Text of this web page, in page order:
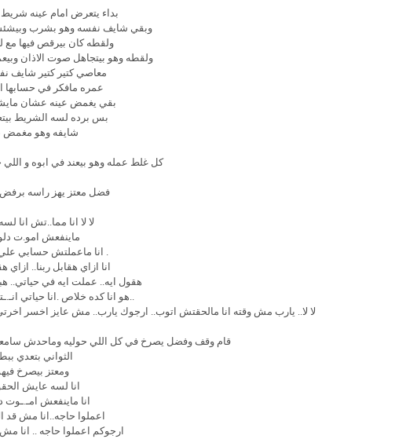
بداء يتعرض امام عينه شريط
وبقي شايف نفسه وهو بشرب
ولقطه كان بيرقص فيها مع
ولقطه وهو بيتجاهل صوت الاذان
معاصي كتير كتير شايف
عمره مافكر في حسابها
بقي يغمض عينه عشان
بس برده لسه الشريط
شايفه وهو مغمض
كل غلط عمله وهو بيعند في ابوه و
فضل معتز يهز راسه
لا لا انا مما..تش انا
ماينفعش امو.ت
. انا ماعملتش حسابي
انا ازاي هقابل ربنا.. ازاي
هقول ايه.. عملت ايه في حياتي..
..هو انا كده خلاص .انا حياتي
لا لا.. يارب مش وقته انا مالحقتش اتوب.. ارجوك يارب.. مش عايز اخسر
قام وقف وفضل يصرخ في كل اللي حوليه وماحدش
الثواني بتعدي
ومعتز بيصرخ
انا لسه عايش
انا ماينفعش امـ.ـوت
اعملوا حاجه..انا مش قد
ارجوكم اعملوا حاجه .. انا